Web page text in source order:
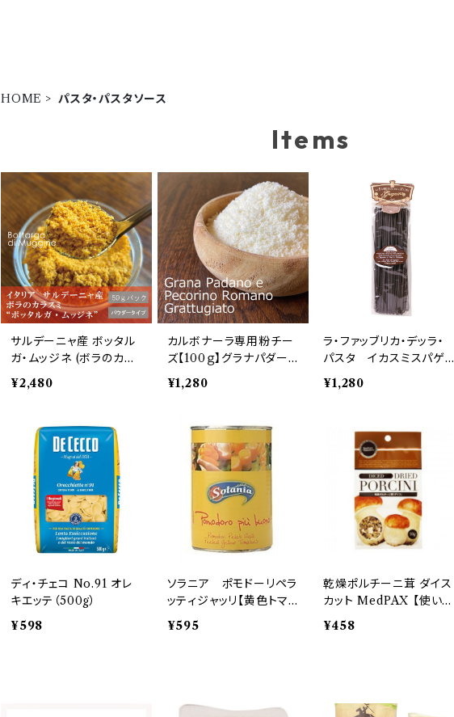
HOME パスタ・パスタソース
Items
サルデーニャ産 ボッタル
ガ・ムッジネ (ボラのカラ
スミ)パウダー 50g
¥2,480
カルボナーラ専用粉チー
ズ【100ｇ】グラナパダーノ
&ペコリーノロマーノ
オリジナルブレンド
¥1,280
ラ・ファッブリカ・デッラ・
パスタ イカスミスパゲッ
ティ500ｇ
¥1,280
ディ・チェコ No.91 オレ
キエッテ（500g）
¥598
ソラニア ポモドーリペラ
ッティジャッリ【黄色トマト
のトマト缶】400ｇ
¥595
乾燥ポルチーニ茸 ダイス
カット MedPAX 【使い切
りサイズ】 内容量10ｇイ
タリア食材
¥458